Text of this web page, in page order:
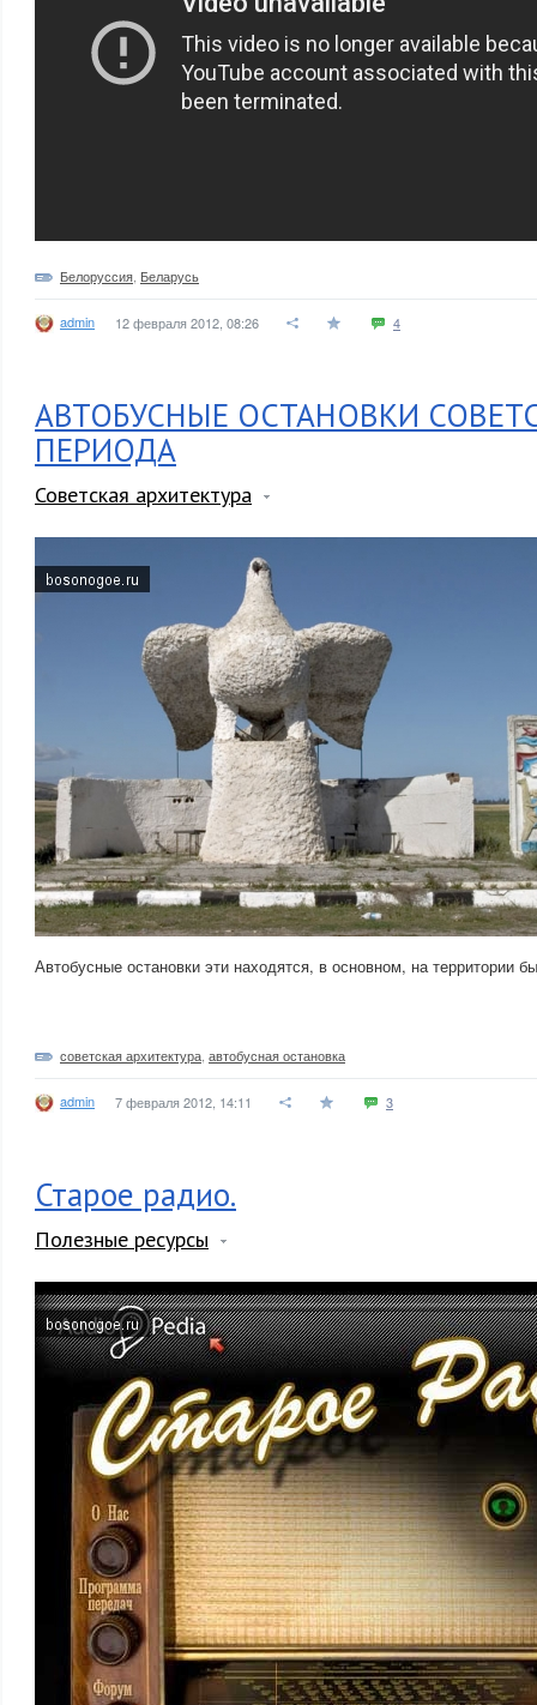
Белоруссия Беларусь
admin 12 февраля 2012, 08:26 4
АВТОБУСНЫЕ ОСТАНОВКИ
ПЕРИОДА
Советская архитектура
Автобусные остановки эти находятся, в основном, на территории
советская архитектура автобусная остановка
admin 7 февраля 2012, 14:11 3
Старое радио.
Полезные ресурсы